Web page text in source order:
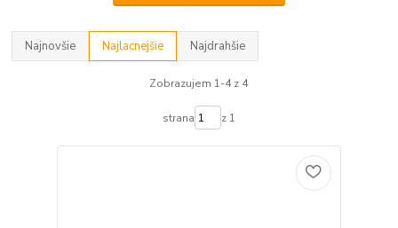
Najnovšie Najlacnejšie Najdrahšie
Zobrazujem 1-4 z 4
strana z 1